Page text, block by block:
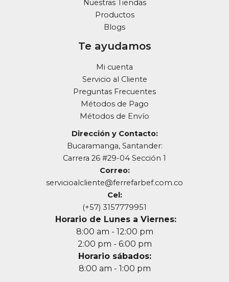
Nuestras Tiendas
Productos
Blogs
Te ayudamos
Mi cuenta
Servicio al Cliente
Preguntas Frecuentes
Métodos de Pago
Métodos de Envío
Dirección y Contacto:
Bucaramanga, Santander:
Carrera 26 #29-04 Sección 1
Correo:
servicioalcliente@ferrefarbef.com.co
Cel:
(+57) 3157779951
Horario de Lunes a Viernes:
8:00 am - 12:00 pm
2:00 pm - 6:00 pm
Horario sábados:
8:00 am - 1:00 pm